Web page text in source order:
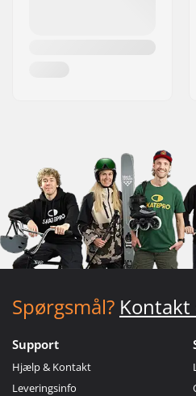
Spørgsmål? Kontakt
Support
Hjælp & Kontakt
Leveringsinfo